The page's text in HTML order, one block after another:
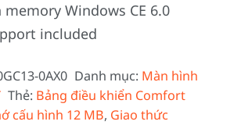
Windows CE 6.0
included
0AX0 Danh mục: Màn hình
Thẻ: Bảng điều khiển Comfort
cấu hình 12 MB, Giao thức